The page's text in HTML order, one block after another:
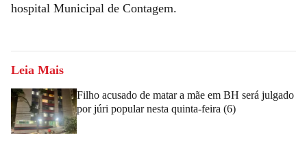
hospital Municipal de Contagem.
Leia Mais
Filho acusado de matar a mãe em BH será julgado
por júri popular nesta quinta-feira (6)